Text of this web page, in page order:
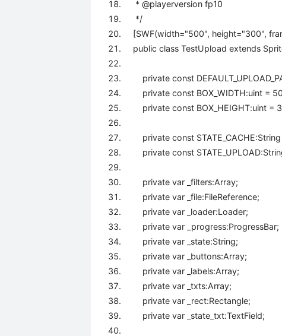
* @playerversion fp10
*/
[SWF(width="500", height="300",
public class TestUploadextends
private const
private const BOX_WIDTH:uint =
private const BOX_HEIGHT:uint =
private const
private const
private var _filters:Array;
private var _file:FileReference;
private var _loader:Loader;
private var _progress:ProgressBar;
private var _state:String;
private var _buttons:Array;
private var _labels:Array;
private var _txts:Array;
private var _rect:Rectangle;
private var _state_txt:TextField;